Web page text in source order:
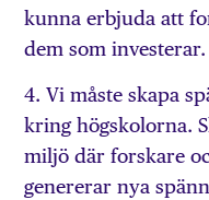
kunna erbjuda att
dem som investerar.
4. Vi måste skapa
kring högskolorna.
miljö där forskare
genererar nya